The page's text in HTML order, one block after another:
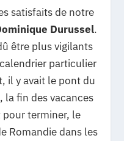
satisfaits de notre
Durussel.
être plus vigilants
particulier
il y avait le pont du
la fin des vacances
pour terminer, le
Romandie dans les